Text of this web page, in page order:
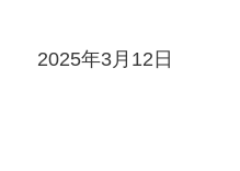
2025年3月12日